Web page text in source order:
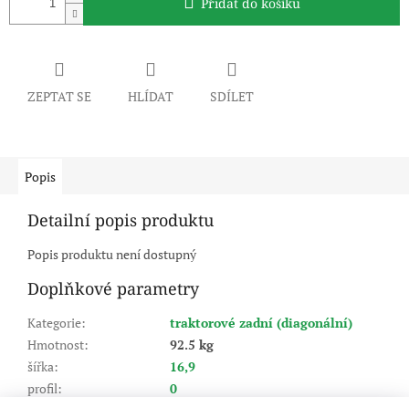
Přidat do košíku
ZEPTAT SE HLÍDAT SDÍLET
Popis
Detailní popis produktu
Popis produktu není dostupný
Doplňkové parametry
Kategorie:
traktorové zadní (diagonální)
Hmotnost:
92.5 kg
šířka:
16,9
profil: 0